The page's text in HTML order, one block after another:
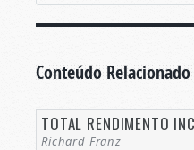
Conteúdo Relacionado
TOTAL RENDIMENTO
Richard Franz